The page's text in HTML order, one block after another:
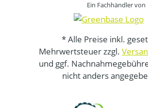
Ein Fachhändler von
* Alle Preise inkl.
Mehrwertsteuer zzgl.
und ggf.
nicht anders